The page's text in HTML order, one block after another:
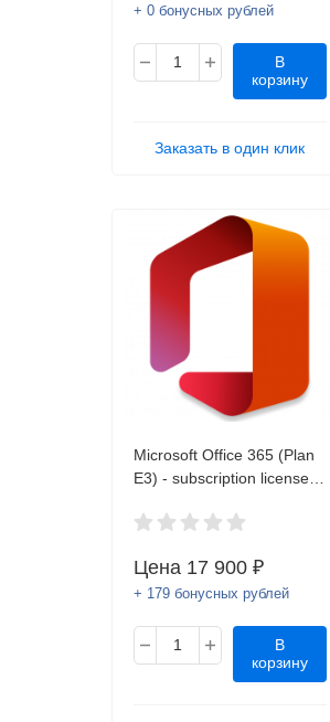
+ 0 бонусных рублей
В
корзину
Заказать в один клик
Microsoft Office 365 (Plan
E3) - subscription license
00008 OVL ESD (ключ)
Цена 17 900 ₽
+ 179 бонусных рублей
В
корзину